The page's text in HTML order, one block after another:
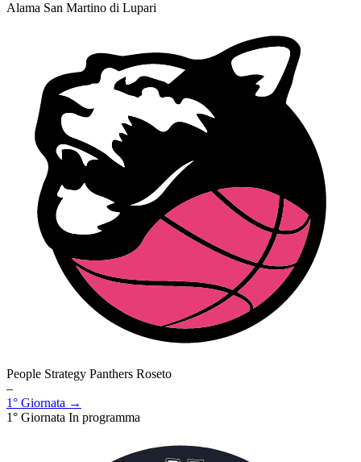
Alama San Martino di Lupari
People Strategy Panthers Roseto
–
1° Giornata →
1° Giornata In programma